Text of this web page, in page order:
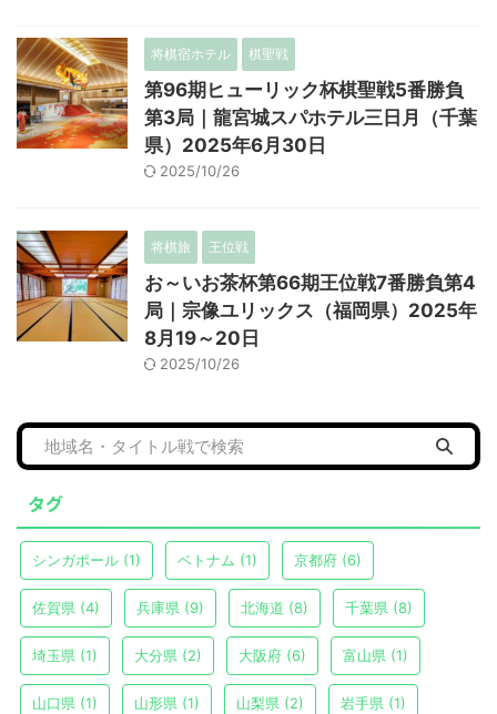
将棋宿ホテル 棋聖戦
第96期ヒューリック杯棋聖戦5番勝負
第3局｜龍宮城スパホテル三日月（千葉
県）2025年6月30日
2025/10/26
将棋旅 王位戦
お～いお茶杯第66期王位戦7番勝負第4
局｜宗像ユリックス（福岡県）2025年
8月19～20日
2025/10/26
タグ
シンガポール (1) ベトナム (1) 京都府 (6)
佐賀県 (4) 兵庫県 (9) 北海道 (8) 千葉県 (8)
埼玉県 (1) 大分県 (2) 大阪府 (6) 富山県 (1)
山口県 (1) 山形県 (1) 山梨県 (2) 岩手県 (1)